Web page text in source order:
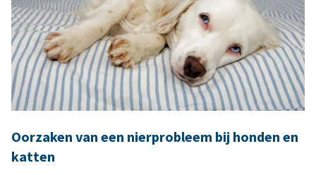
Oorzaken van een nierprobleem bij honden en
katten